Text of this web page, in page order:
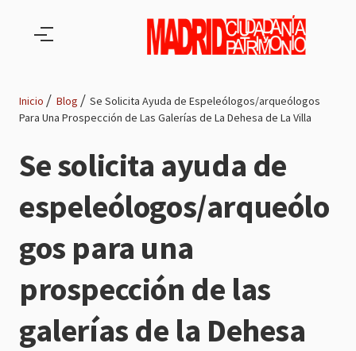
de
navegación
Inicio Blog
Se Solicita Ayuda de Espeleólogos/arqueólogos
Para Una Prospección de Las Galerías de La Dehesa de La Villa
Se solicita ayuda de
espeleólogos/arqueólo
gos para una
prospección de las
galerías de la Dehesa